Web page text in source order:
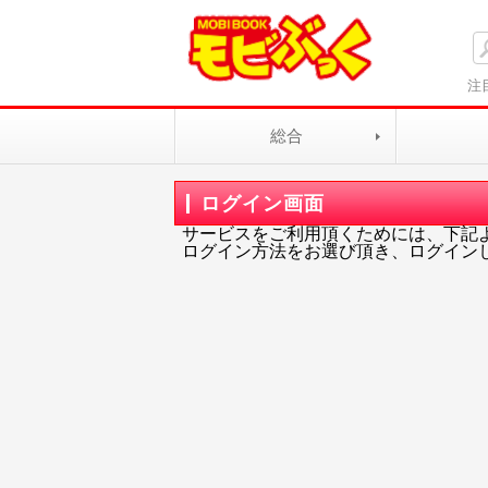
注
総合
ログイン画面
サービスをご利用頂くためには、下記
ログイン方法をお選び頂き、ログイン